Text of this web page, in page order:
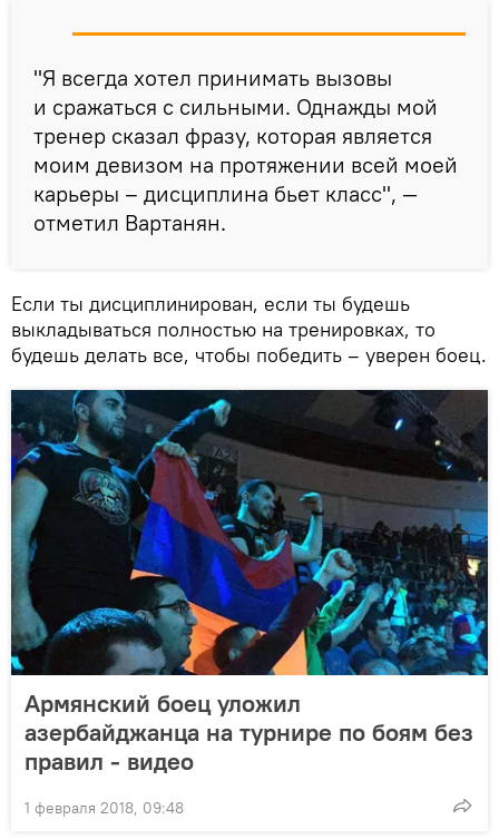
"Я всегда хотел принимать вызовы
и сражаться с сильными. Однажды мой
тренер сказал фразу, которая является
моим девизом на протяжении всей моей
карьеры – дисциплина бьет класс", —
отметил Вартанян.
Если ты дисциплинирован, если ты будешь
выкладываться полностью на тренировках, то
будешь делать все, чтобы победить – уверен боец.
Армянский боец уложил
азербайджанца на турнире по боям без
правил - видео
1 февраля 2018, 09:48